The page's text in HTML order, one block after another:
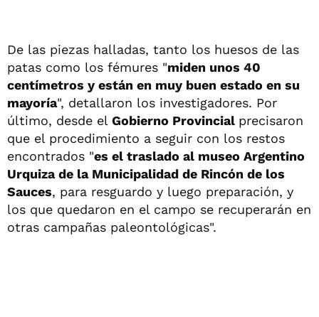
De las piezas halladas, tanto los huesos de las
patas como los fémures "miden unos 40
centímetros y están en muy buen estado en su
mayoría", detallaron los investigadores. Por
último, desde el Gobierno Provincial precisaron
que el procedimiento a seguir con los restos
encontrados "es el traslado al museo Argentino
Urquiza de la Municipalidad de Rincón de los
Sauces, para resguardo y luego preparación, y
los que quedaron en el campo se recuperarán en
otras campañas paleontológicas".